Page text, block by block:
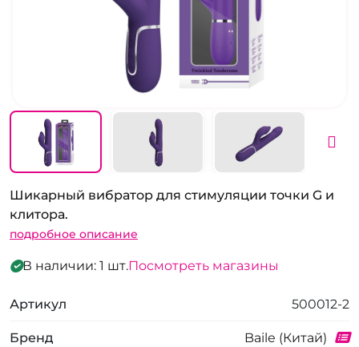
Шикарный вибратор для стимуляции точки G и
клитора.
подробное описание
В наличии: 1 шт.Посмотреть магазины
Артикул 500012-2
Бренд Baile (Китай)